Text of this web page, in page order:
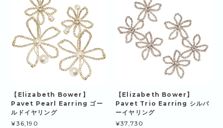
【Elizabeth Bower】
Pavet Pearl Earring ゴー
ルドイヤリング
¥36,190
【Elizabeth Bower】
Pavet Trio Earring シルバ
ーイヤリング
¥37,730